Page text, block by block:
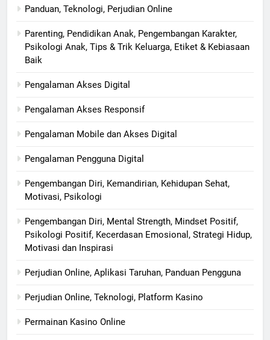
Panduan, Teknologi, Perjudian Online
Parenting, Pendidikan Anak, Pengembangan Karakter,
Psikologi Anak, Tips & Trik Keluarga, Etiket & Kebiasaan
Baik
Pengalaman Akses Digital
Pengalaman Akses Responsif
Pengalaman Mobile dan Akses Digital
Pengalaman Pengguna Digital
Pengembangan Diri, Kemandirian, Kehidupan Sehat,
Motivasi, Psikologi
Pengembangan Diri, Mental Strength, Mindset Positif,
Psikologi Positif, Kecerdasan Emosional, Strategi Hidup,
Motivasi dan Inspirasi
Perjudian Online, Aplikasi Taruhan, Panduan Pengguna
Perjudian Online, Teknologi, Platform Kasino
Permainan Kasino Online